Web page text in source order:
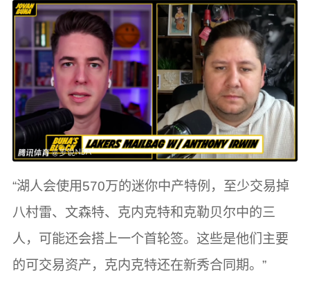
“湖人会使用570万的迷你中产特例，至少交易掉
八村雷、文森特、克内克特和克勒贝尔中的三
人，可能还会搭上一个首轮签。这些是他们主要
的可交易资产，克内克特还在新秀合同期。”